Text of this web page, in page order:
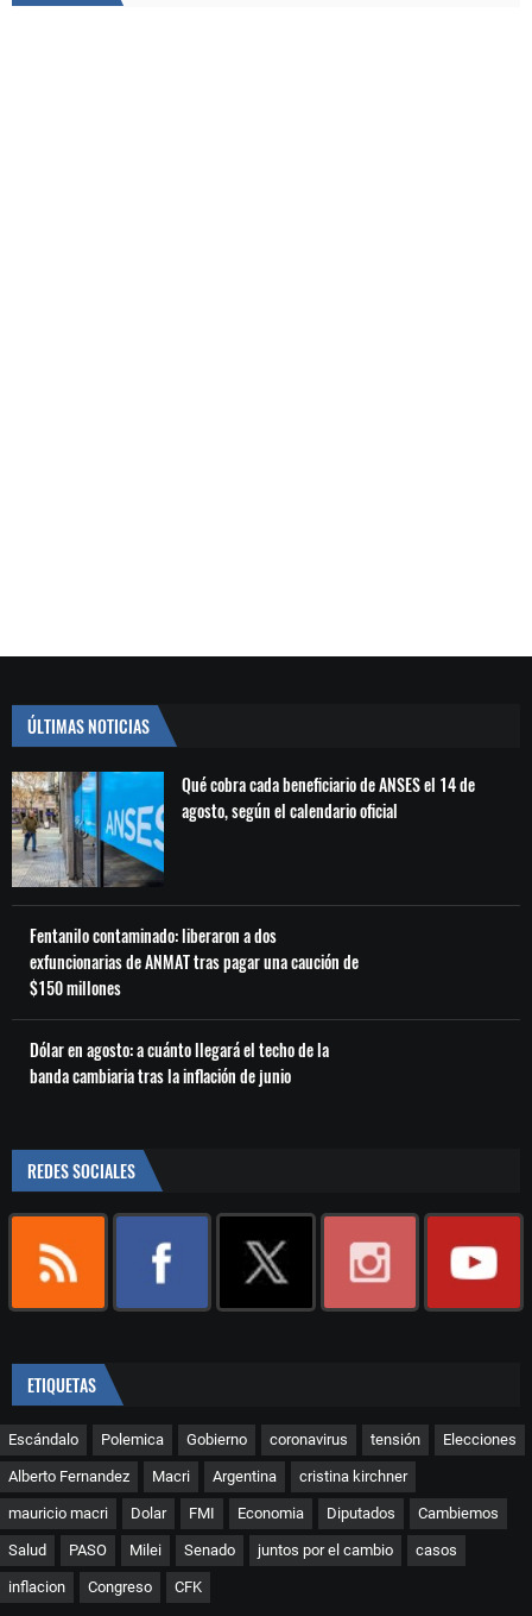
ÚLTIMAS NOTICIAS
Qué cobra cada beneficiario de ANSES el 14 de
agosto, según el calendario oficial
Fentanilo contaminado: liberaron a dos
exfuncionarias de ANMAT tras pagar una caución de
$150 millones
Dólar en agosto: a cuánto llegará el techo de la
banda cambiaria tras la inflación de junio
REDES SOCIALES
ETIQUETAS
Escándalo Polemica Gobierno coronavirus tensión Elecciones
Alberto Fernandez Macri Argentina cristina kirchner
mauricio macri Dolar FMI Economia Diputados Cambiemos
Salud PASO Milei Senado juntos por el cambio casos
inflacion Congreso CFK